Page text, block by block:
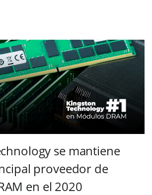
se mantiene
proveedor de
en el 2020